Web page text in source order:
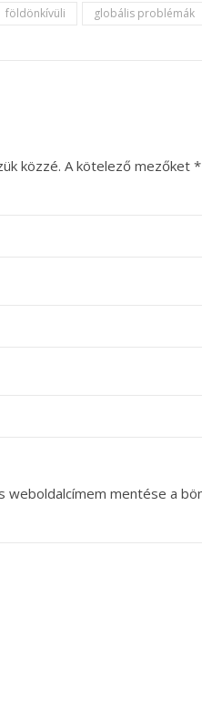
földönkívüli globális problémák
közzé. A kötelező mezőket *
weboldalcímem mentése a